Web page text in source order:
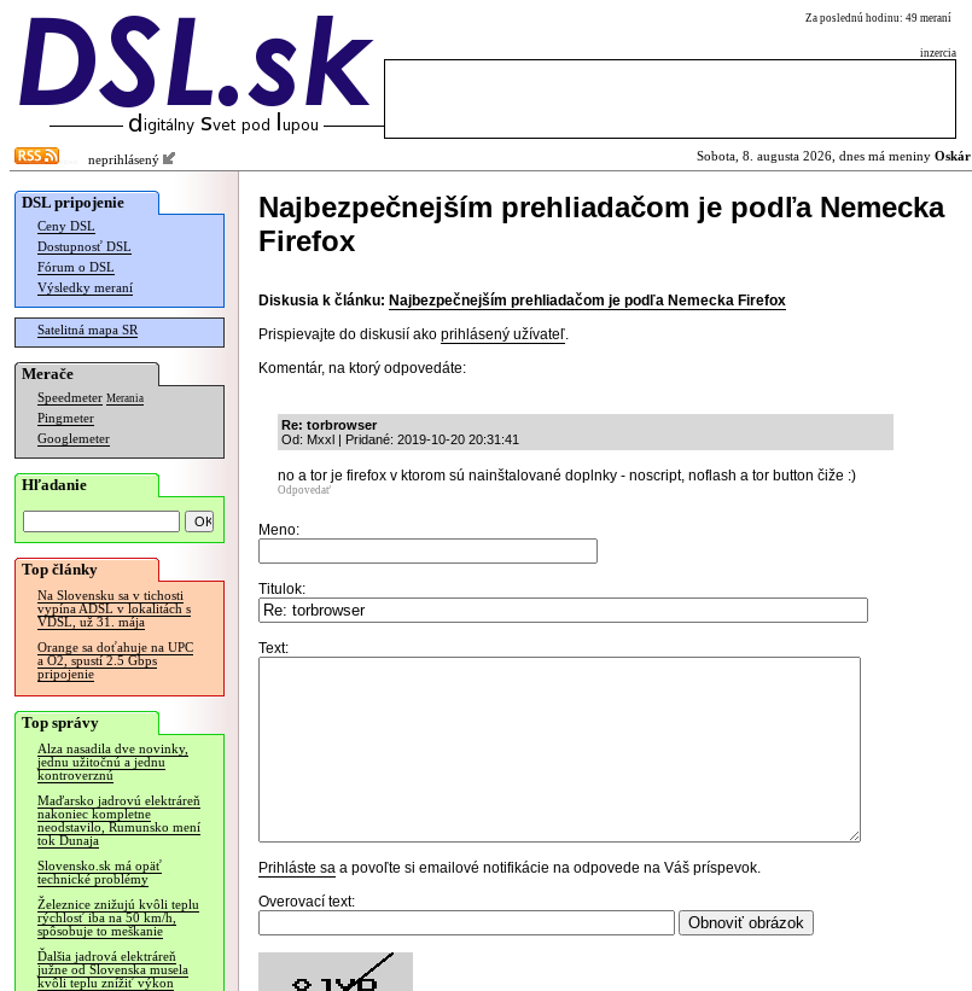
Za poslednú hodinu: 49 meraní
inzercia
neprihlásený Sobota, 8. augusta 2026, dnes má meniny Oskár
DSL pripojenie
Ceny DSL
Dostupnosť DSL
Fórum o DSL
Výsledky meraní
Satelitná mapa SR
Merače
Speedmeter Merania
Pingmeter
Googlemeter
Hľadanie
Top články
Na Slovensku sa v tichosti
vypína ADSL v lokalitách s
VDSL, už 31. mája
Orange sa doťahuje na UPC
a O2, spustí 2.5 Gbps
pripojenie
Top správy
Alza nasadila dve novinky,
jednu užitočnú a jednu
kontroverznú
Maďarsko jadrovú elektráreň
nakoniec kompletne
neodstavilo, Rumunsko mení
tok Dunaja
Slovensko.sk má opäť
technické problémy
Železnice znižujú kvôli teplu
rýchlosť iba na 50 km/h,
spôsobuje to meškanie
Ďalšia jadrová elektráreň
južne od Slovenska musela
kvôli teplu znížiť výkon
Najbezpečnejším prehliadačom je podľa Nemecka
Firefox
Diskusia k článku: Najbezpečnejším prehliadačom je podľa Nemecka Firefox
Prispievajte do diskusií ako prihlásený užívateľ.
Komentár, na ktorý odpovedáte:
Re: torbrowser
Od: Mxxl | Pridané: 2019-10-20 20:31:41
no a tor je firefox v ktorom sú nainštalované doplnky - noscript, noflash a tor button čiže :)
Odpovedať
Meno:
Titulok:
Text:
Prihláste sa a povoľte si emailové notifikácie na odpovede na Váš príspevok.
Overovací text: